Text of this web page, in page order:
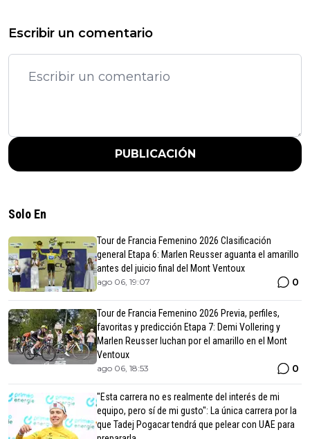
Escribir un comentario
PUBLICACIÓN
Solo En
Tour de Francia Femenino 2026 Clasificación
general Etapa 6: Marlen Reusser aguanta el amarillo
antes del juicio final del Mont Ventoux
ago 06, 19:07 0
Tour de Francia Femenino 2026 Previa, perfiles,
favoritas y predicción Etapa 7: Demi Vollering y
Marlen Reusser luchan por el amarillo en el Mont
Ventoux
ago 06, 18:53 0
"Esta carrera no es realmente del interés de mi
equipo, pero sí de mi gusto": La única carrera por la
que Tadej Pogacar tendrá que pelear con UAE para